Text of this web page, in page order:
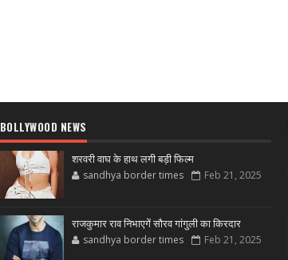
BOLLYWOOD NEWS
शरवरी वाघ के हाथ लगी बड़ी फिल्म
sandhya border times Feb 21, 2025
राजकुमार राव निभाएगें सौरव गांगुली का किरदार
sandhya border times Feb 21, 2025